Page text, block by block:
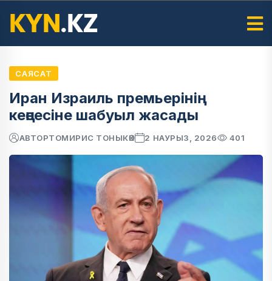
САЯСАТ
Иран Израиль премьерінің
кеңсесіне шабуыл жасады
АВТОРТОМИРИС ТОНЫКӨК 2 НАУРЫЗ, 2026 401